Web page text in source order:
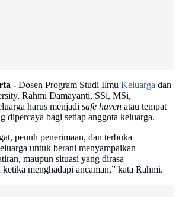
- Dosen Program Studi Ilmu Keluarga dan
Rahmi Damayanti, SSi, MSi,
harus menjadi safe haven atau tempat
dipercaya bagi setiap anggota keluarga.
penuh penerimaan, dan terbuka
untuk berani menyampaikan
maupun situasi yang dirasa
menghadapi ancaman,” kata Rahmi.